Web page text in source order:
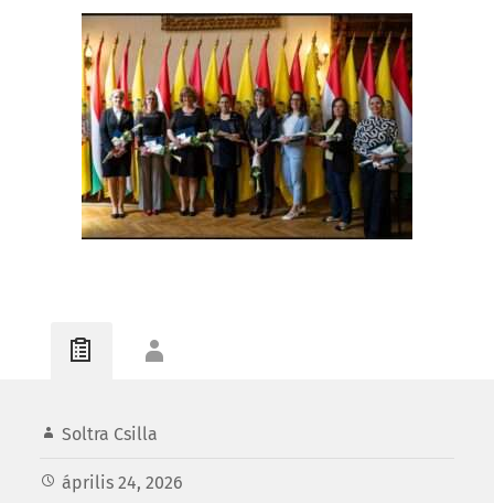
Soltra Csilla
április 24, 2026